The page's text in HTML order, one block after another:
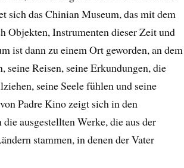
sich das Chinian Museum, das mit dem
Objekten, Instrumenten dieser Zeit und
ist dann zu einem Ort geworden, an dem
Reisen, seine Erkundungen, die
seine Seele fühlen und seine
Padre Kino zeigt sich in den
ausgestellten Werke, die aus der
stammen, in denen der Vater